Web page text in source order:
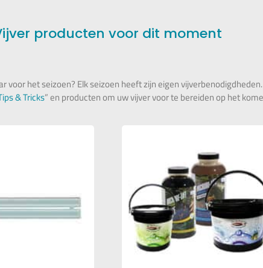
producten voor dit moment
voor het seizoen? Elk seizoen heeft zijn eigen vijverbenodigdheden.
& Tricks” en producten om uw vijver voor te bereiden op het